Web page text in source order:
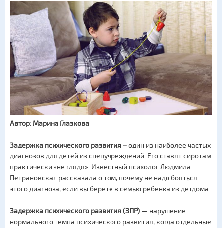
Автор: Марина Глазкова
Задержка психического развития –один из наиболее частых
диагнозов для детей из спецучреждений. Его ставят сиротам
практически «не глядя». Известный психолог Людмила
Петрановская рассказала о том, почему не надо бояться
этого диагноза, если вы берете в семью ребенка из детдома.
Задержка психического развития (ЗПР) — нарушение
нормального темпа психического развития, когда отдельные